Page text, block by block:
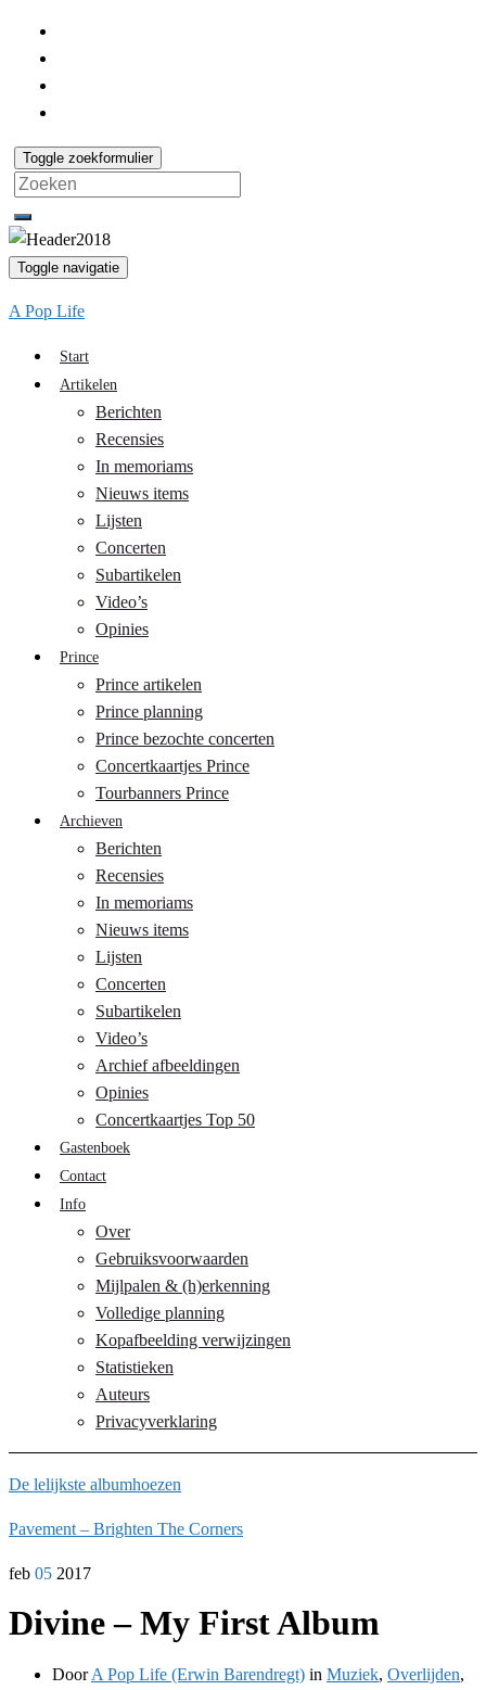
Toggle zoekformulier
Search
for:
Toggle navigatie
A Pop Life
Start
Artikelen
Berichten
Recensies
In memoriams
Nieuws items
Lijsten
Concerten
Subartikelen
Video’s
Opinies
Prince
Prince artikelen
Prince planning
Prince bezochte concerten
Concertkaartjes Prince
Tourbanners Prince
Archieven
Berichten
Recensies
In memoriams
Nieuws items
Lijsten
Concerten
Subartikelen
Video’s
Archief afbeeldingen
Opinies
Concertkaartjes Top 50
Gastenboek
Contact
Info
Over
Gebruiksvoorwaarden
Mijlpalen & (h)erkenning
Volledige planning
Kopafbeelding verwijzingen
Statistieken
Auteurs
Privacyverklaring
De lelijkste albumhoezen
Pavement – Brighten The Corners
feb 05 2017
Divine – My First Album
DoorA Pop Life (Erwin Barendregt) in Muziek, Overlijden,